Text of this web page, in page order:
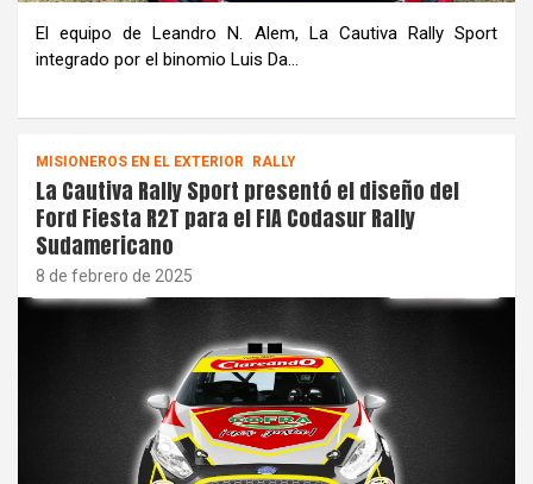
El equipo de Leandro N. Alem, La Cautiva Rally Sport
integrado por el binomio Luis Da…
MISIONEROS EN EL EXTERIOR RALLY
La Cautiva Rally Sport presentó el diseño del
Ford Fiesta R2T para el FIA Codasur Rally
Sudamericano
8 de febrero de 2025